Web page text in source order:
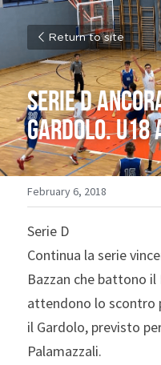
Return to site
Serie D
Gardolo.
February 6, 2018
Serie D
Continua la serie
Bazzan che battono il
attendono lo scontro
il Gardolo, previsto
Palamazzali.